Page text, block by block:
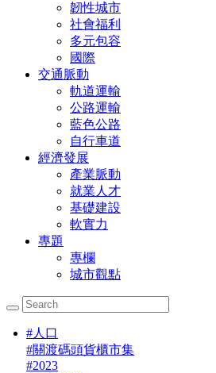
韌性城市
社會福利
多元包容
國際
交通脈動
軌道運輸
公路運輸
藍色公路
自行車道
經濟發展
產業脈動
就業人才
基礎建設
軟實力
專題
專欄
城市觀點
#人口
#關渡碼頭貨櫃市集
#2023